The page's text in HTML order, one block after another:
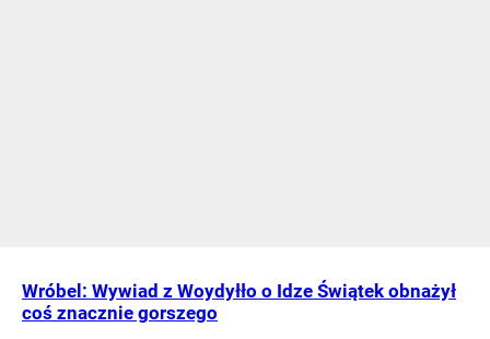
Wróbel: Wywiad z Woydyłło o Idze Świątek obnażył
coś znacznie gorszego